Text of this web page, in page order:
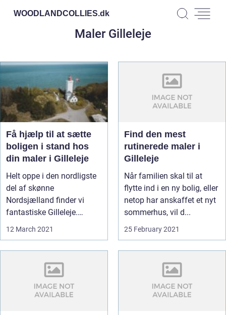
WOODLANDCOLLIES.dk
Maler Gilleleje
Få hjælp til at sætte
boligen i stand hos
din maler i Gilleleje
Helt oppe i den nordligste
del af skønne
Nordsjælland finder vi
fantastiske Gilleleje.
Gilleleje er ...
12 March 2021
Find den mest
rutinerede maler i
Gilleleje
Når familien skal til at
flytte ind i en ny bolig, eller
netop har anskaffet et nyt
sommerhus, vil d...
25 February 2021